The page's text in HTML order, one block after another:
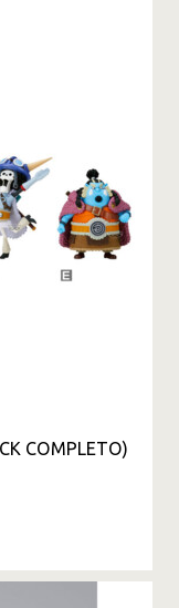
COMPLETO)